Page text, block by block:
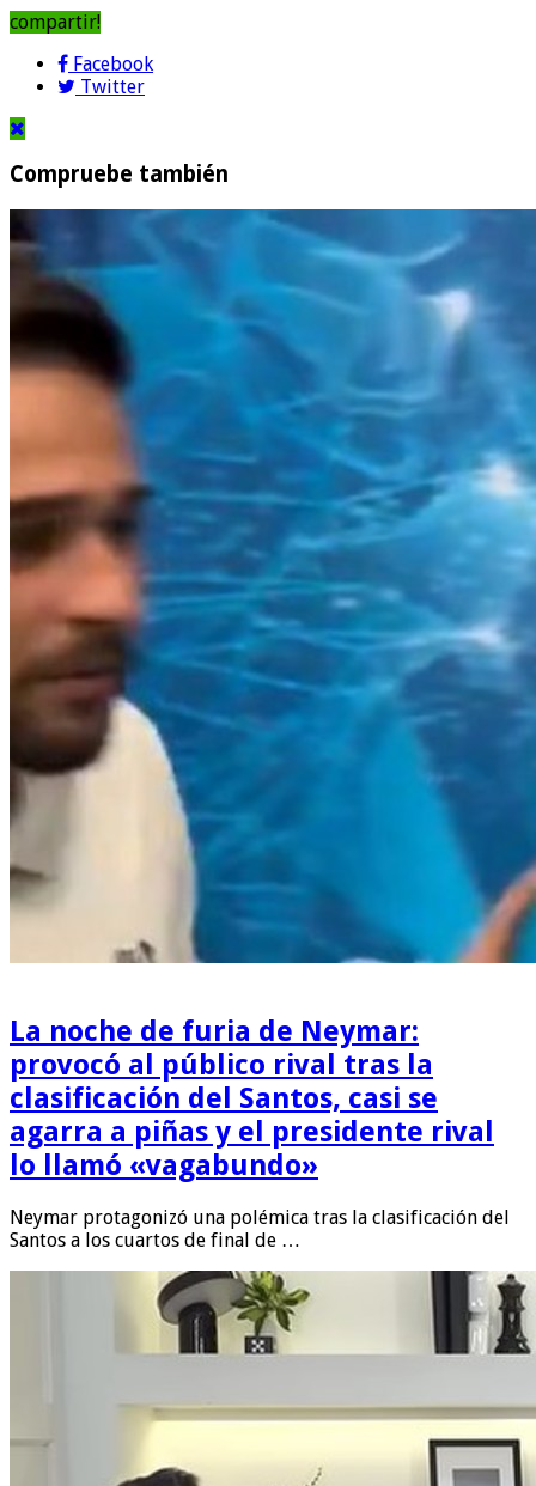
compartir!
Facebook
Twitter
Compruebe también
La noche de furia de Neymar:
provocó al público rival tras la
clasificación del Santos, casi se
agarra a piñas y el presidente rival
lo llamó «vagabundo»
Neymar protagonizó una polémica tras la clasificación del
Santos a los cuartos de final de …